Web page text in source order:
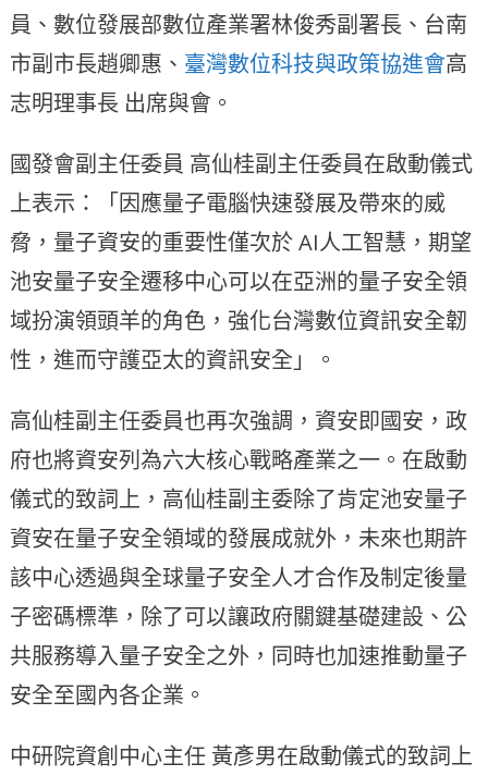
員、數位發展部數位產業署林俊秀副署長、台南
市副市長趙卿惠、 臺灣數位科技與政策協進會高
志明理事長 出席與會。
國發會副主任委員 高仙桂副主任委員在啟動儀式
上表示：「因應量子電腦快速發展及帶來的威
脅，量子資安的重要性僅次於 AI人工智慧，期望
池安量子安全遷移中心可以在亞洲的量子安全領
域扮演領頭羊的角色，強化台灣數位資訊安全韌
性，進而守護亞太的資訊安全」。
高仙桂副主任委員也再次強調，資安即國安，政
府也將資安列為六大核心戰略產業之一。在啟動
儀式的致詞上，高仙桂副主委除了肯定池安量子
資安在量子安全領域的發展成就外，未來也期許
該中心透過與全球量子安全人才合作及制定後量
子密碼標準，除了可以讓政府關鍵基礎建設、公
共服務導入量子安全之外，同時也加速推動量子
安全至國內各企業。
中研院資創中心主任 黃彥男在啟動儀式的致詞上